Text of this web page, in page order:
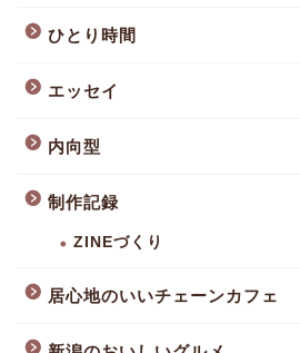
ひとり時間
エッセイ
内向型
制作記録
ZINEづくり
居心地のいいチェーンカフェ